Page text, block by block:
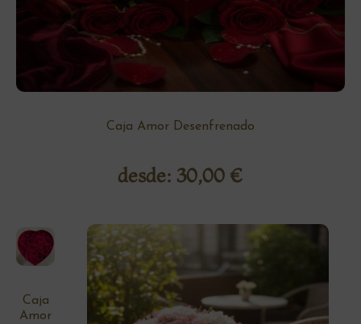
Caja Amor Desenfrenado
desde: 30,00 €
Caja
Amor